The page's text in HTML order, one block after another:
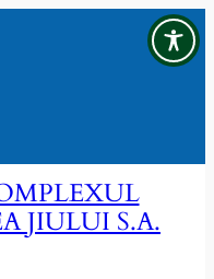
JIULUI S.A.